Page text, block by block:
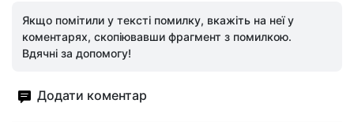
Якщо помітили у тексті помилку, вкажіть на неї у
коментарях, скопіювавши фрагмент з помилкою.
Вдячні за допомогу!
Додати коментар